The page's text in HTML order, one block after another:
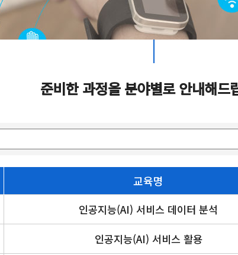
준비한 과정을 분야별로 안내해드
교육명
인공지능(AI) 서비스 데이터 분석
인공지능(AI) 서비스 활용